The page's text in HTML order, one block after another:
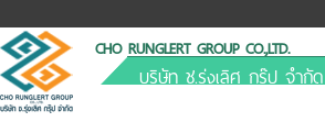
CHO RUNGLERT GROUP CO.,LTD.
บริษัท ช.รุ่งเลิศ กรุ๊ป จำกัด